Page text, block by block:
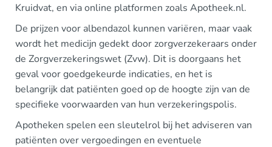
Kruidvat, en via online platformen zoals Apotheek.nl.
De prijzen voor albendazol kunnen variëren, maar vaak
wordt het medicijn gedekt door zorgverzekeraars onder
de Zorgverzekeringswet (Zvw). Dit is doorgaans het
geval voor goedgekeurde indicaties, en het is
belangrijk dat patiënten goed op de hoogte zijn van de
specifieke voorwaarden van hun verzekeringspolis.
Apotheken spelen een sleutelrol bij het adviseren van
patiënten over vergoedingen en eventuele